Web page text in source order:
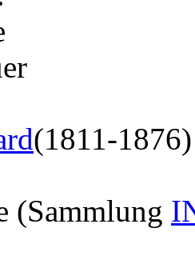
(1811-1876)
(Sammlung